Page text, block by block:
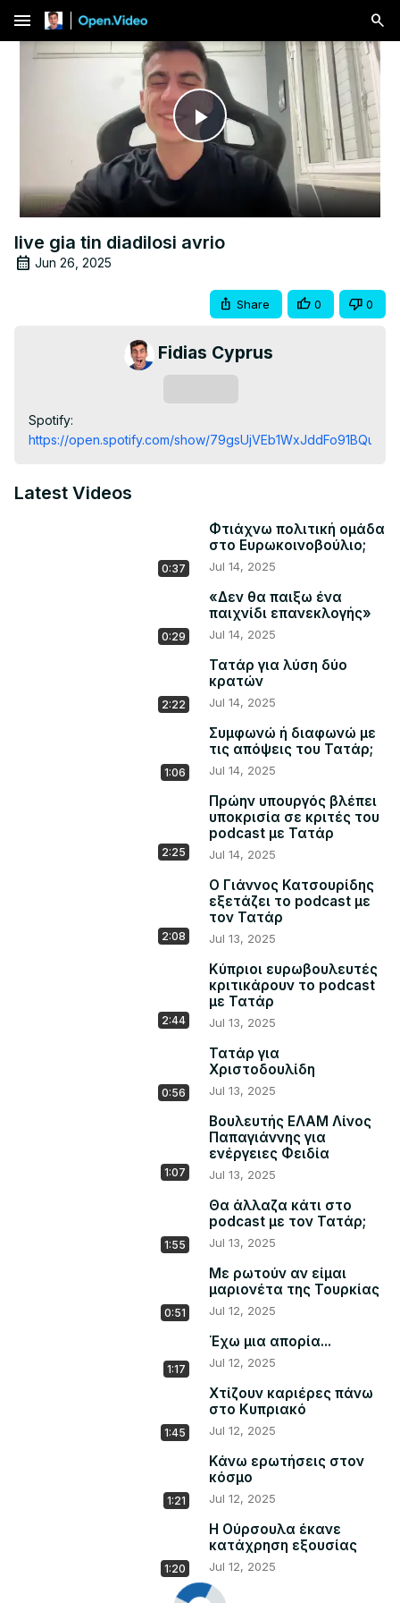
menu
Play
live gia tin diadilosi avrio
Jun 26, 2025
Share 0 0
Fidias Cyprus
Spotify:
https://open.spotify.com/show/79gsUjVEb1WxJddFo91BQu
Latest Videos
0:37
Φτιάχνω πολιτική ομάδα
στο Ευρωκοινοβούλιο;
Jul 14, 2025
0:29
«Δεν θα παιξω ένα
παιχνίδι επανεκλογής»
Jul 14, 2025
2:22
Τατάρ για λύση δύο
κρατών
Jul 14, 2025
1:06
Συμφωνώ ή διαφωνώ με
τις απόψεις του Τατάρ;
Jul 14, 2025
2:25
Πρώην υπουργός βλέπει
υποκρισία σε κριτές του
podcast με Τατάρ
Jul 14, 2025
2:08
Ο Γιάννος Κατσουρίδης
εξετάζει το podcast με
τον Τατάρ
Jul 13, 2025
2:44
Κύπριοι ευρωβουλευτές
κριτικάρουν το podcast
με Τατάρ
Jul 13, 2025
0:56
Τατάρ για
Χριστοδουλίδη
Jul 13, 2025
1:07
Βουλευτής ΕΛΑΜ Λίνος
Παπαγιάννης για
ενέργειες Φειδία
Jul 13, 2025
1:55
Θα άλλαζα κάτι στο
podcast με τον Τατάρ;
Jul 13, 2025
0:51
Με ρωτούν αν είμαι
μαριονέτα της Τουρκίας
Jul 12, 2025
1:17
Έχω μια απορία...
Jul 12, 2025
1:45
Χτίζουν καριέρες πάνω
στο Κυπριακό
Jul 12, 2025
1:21
Κάνω ερωτήσεις στον
κόσμο
Jul 12, 2025
1:20
Η Ούρσουλα έκανε
κατάχρηση εξουσίας
Jul 12, 2025